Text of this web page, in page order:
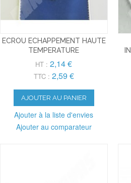
ECROU ECHAPPEMENT HAUTE
TEMPERATURE
HT : 2,14 €
TTC : 2,59 €
AJOUTER AU PANIER
Ajouter à la liste d'envies
Ajouter au comparateur